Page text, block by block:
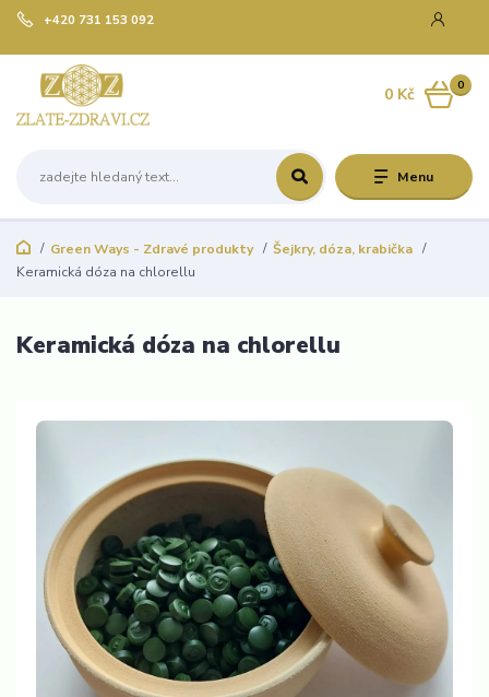
Menu
+420 731 153 092
0
0 Kč
Green Ways - Zdravé produkty
Šejkry, dóza, krabička
Keramická dóza na chlorellu
Keramická dóza na chlorellu